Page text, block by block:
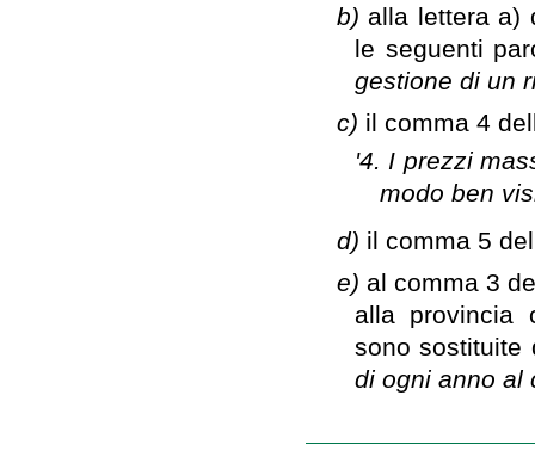
b) alla lettera a)
le seguenti
gestione di un
c) il comma 4
'4. I prezzi
modo ben
d) il comma 5
e) al comma 3
alla provincia
sono
di ogni anno al